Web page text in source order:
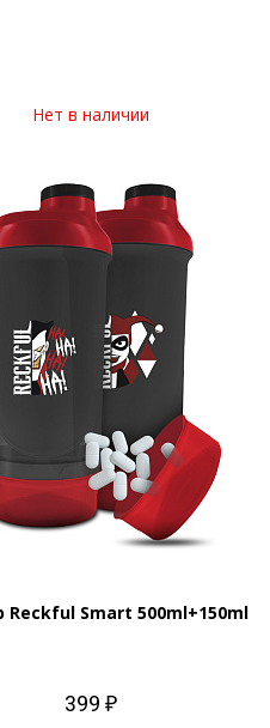
Нет в наличии
Smart 500ml+150ml
399 ₽